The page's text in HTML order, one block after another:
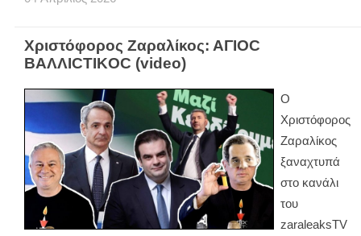
Χριστόφορος Ζαραλίκος: ΑΓΙΟC
BAΛΛΙCTIKOC (video)
Ο
Χριστόφορος
Ζαραλίκος
ξαναχτυπά
στο κανάλι
του
zaraleaksTV